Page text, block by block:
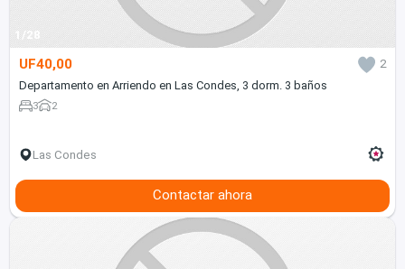
1/28
UF40,00
2
Departamento en Arriendo en Las Condes, 3 dorm. 3 baños
3 2
Las Condes
Contactar ahora